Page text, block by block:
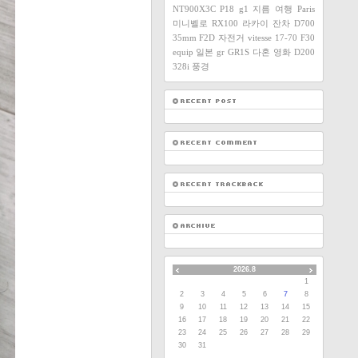
NT900X3C P18 g1 지름 여행 Paris
미니벨로 RX100 라카이 잔차 D700
35mm F2D 자전거 vitesse 17-70 F30
equip 일본 gr GR1S 다혼 영화 D200
328i 풍경
2026.8
1
2
3 4 5 6 7
8
9
10 11 12 13 14
15
16
17 18 19 20 21
22
23
24 25 26 27 28
29
30
31